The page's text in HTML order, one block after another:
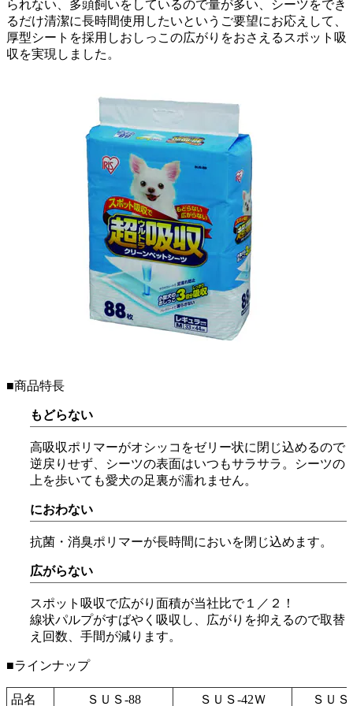
られない、多頭飼いをしているので量が多い、シーツをでき
るだけ清潔に長時間使用したいというご要望にお応えして、
厚型シートを採用しおしっこの広がりをおさえるスポット吸
収を実現しました。
■商品特長
もどらない
高吸収ポリマーがオシッコをゼリー状に閉じ込めるので
逆戻りせず、シーツの表面はいつもサラサラ。シーツの
上を歩いても愛犬の足裏が濡れません。
におわない
抗菌・消臭ポリマーが長時間においを閉じ込めます。
広がらない
スポット吸収で広がり面積が当社比で１／２！
線状パルプがすばやく吸収し、広がりを抑えるので取替
え回数、手間が減ります。
■ラインナップ
品名 ＳＵＳ-88 ＳＵＳ-42Ｗ ＳＵ